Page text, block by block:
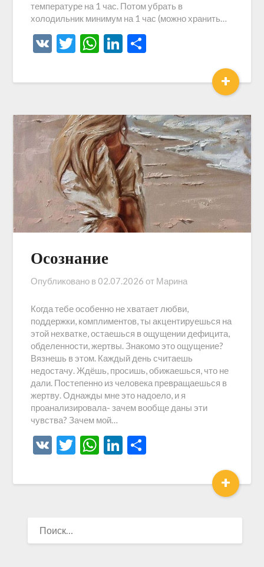
температуре на 1 час. Потом убрать в
холодильник минимум на 1 час (можно хранить…
VK Twitter
WhatsApp
LinkedIn
+
Осознание
Опубликовано в 02.07.2026 от Марина
Когда тебе особенно не хватает любви,
поддержки, комплиментов, ты акцентируешься на
этой нехватке, остаешься в ощущении дефицита,
обделенности, жертвы. Знакомо это ощущение?
Вязнешь в этом. Каждый день считаешь
недостачу. Ждёшь, просишь, обижаешься, что не
дали. Постепенно из человека превращаешься в
жертву. Однажды мне это надоело, и я
проанализировала- зачем вообще даны эти
чувства? Зачем мой…
VK Twitter
WhatsApp
LinkedIn
+